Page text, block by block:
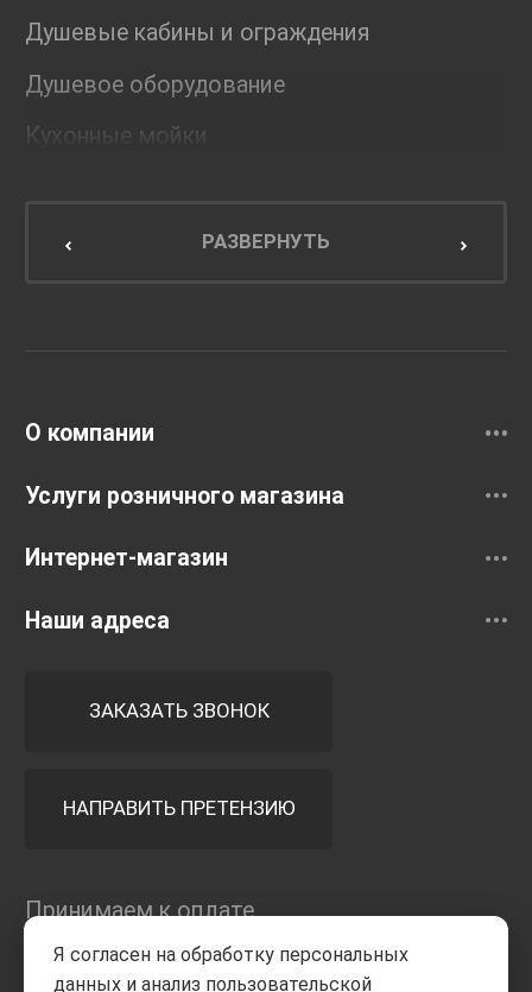
Душевые кабины и ограждения
Душевое оборудование
Кухонные мойки
Мебель для кухниРАЗВЕРНУТЬ
О компании
Услуги розничного магазина
Интернет-магазин
Наши адреса
ЗАКАЗАТЬ ЗВОНОК
НАПРАВИТЬ ПРЕТЕНЗИЮ
Принимаем к оплате
Я согласен на обработку персональных
данных и анализ пользовательской